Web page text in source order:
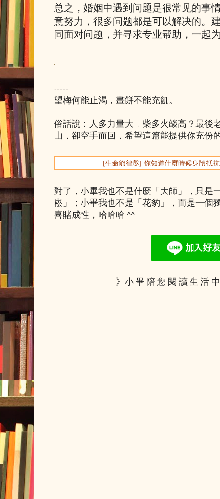
总之，婚姻中遇到问题是很常见的事
意努力，很多问题都是可以解决的。
同面对问题，并寻求专业帮助，一起
-----
望梅何能止渴，畫餅不能充飢。
俗話說：人多力量大，柴多火燄高？最後
山，卻空手而回，希望這篇能提供你充份
[生命節律盤] 你知道什麼時候身體抵
對了，小畢我也不是什麼「大師」，只是
崧」；小畢我也不是「花豹」，而是一個
喜賭成性，哈哈哈 ^^
》小 畢 陪 您 閱 讀 生 活